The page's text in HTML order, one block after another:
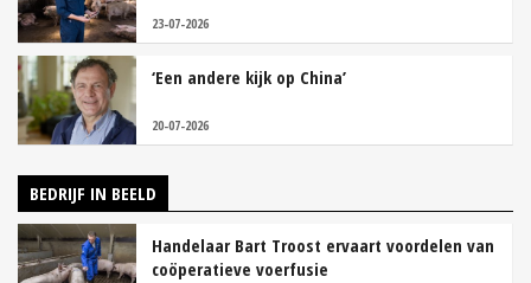
23-07-2026
‘Een andere kijk op China’
20-07-2026
BEDRIJF IN BEELD
Handelaar Bart Troost ervaart voordelen van
coöperatieve voerfusie